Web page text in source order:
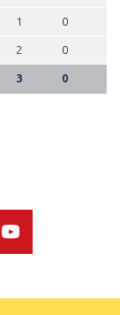
1 0
2 0
3 0